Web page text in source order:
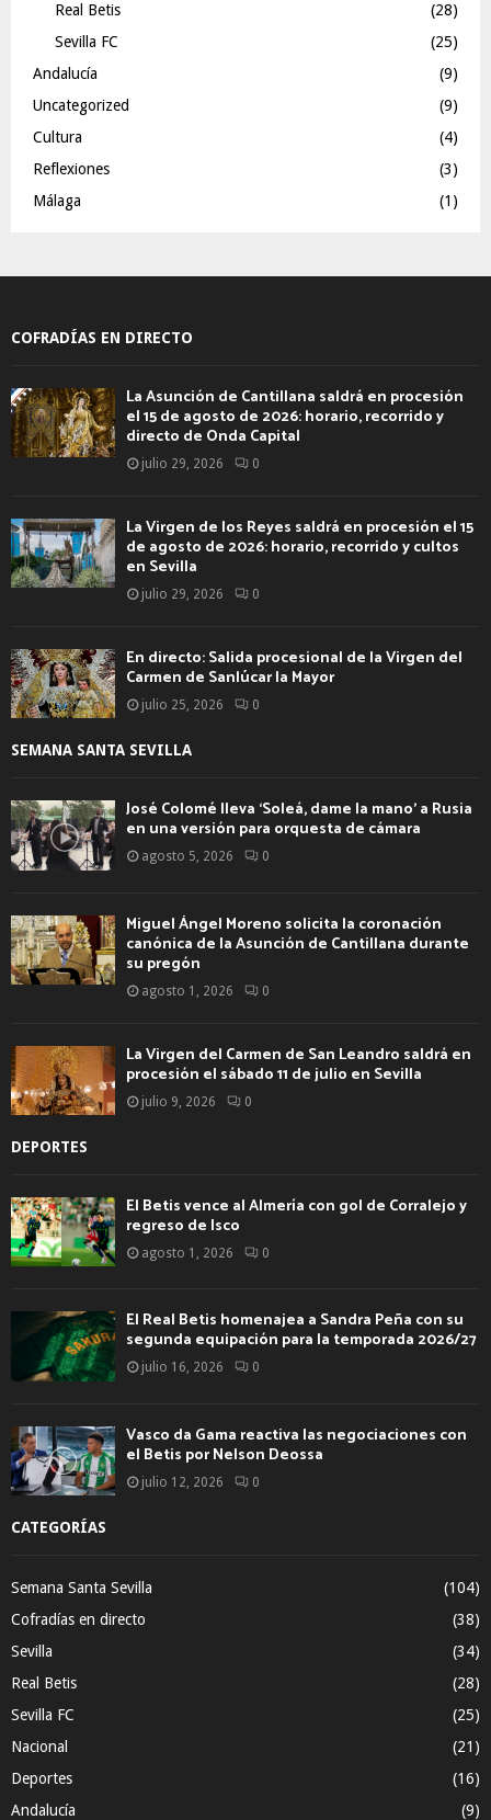
Real Betis
(28)
Sevilla FC
(25)
Andalucía
(9)
Uncategorized
(9)
Cultura
(4)
Reflexiones
(3)
Málaga
(1)
COFRADÍAS EN DIRECTO
La Asunción de Cantillana saldrá en procesión
el 15 de agosto de 2026: horario, recorrido y
directo de Onda Capital
julio 29, 2026 0
La Virgen de los Reyes saldrá en procesión el 15
de agosto de 2026: horario, recorrido y cultos
en Sevilla
julio 29, 2026 0
En directo: Salida procesional de la Virgen del
Carmen de Sanlúcar la Mayor
julio 25, 2026 0
SEMANA SANTA SEVILLA
José Colomé lleva ‘Soleá, dame la mano’ a Rusia
en una versión para orquesta de cámara
agosto 5, 2026 0
Miguel Ángel Moreno solicita la coronación
canónica de la Asunción de Cantillana durante
su pregón
agosto 1, 2026 0
La Virgen del Carmen de San Leandro saldrá en
procesión el sábado 11 de julio en Sevilla
julio 9, 2026 0
DEPORTES
El Betis vence al Almería con gol de Corralejo y
regreso de Isco
agosto 1, 2026 0
El Real Betis homenajea a Sandra Peña con su
segunda equipación para la temporada 2026/27
julio 16, 2026 0
Vasco da Gama reactiva las negociaciones con
el Betis por Nelson Deossa
julio 12, 2026 0
CATEGORÍAS
Semana Santa Sevilla
(104)
Cofradías en directo
(38)
Sevilla
(34)
Real Betis
(28)
Sevilla FC
(25)
Nacional
(21)
Deportes
(16)
Andalucía
(9)